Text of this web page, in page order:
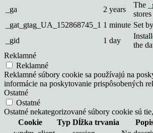
_ga 2 years
The
_gat_gtag_UA_152868745_1 1 minute Set
_gid
1 day
the
Reklamné
Reklamné
Reklamné súbory cookie sa používajú na
informácie na poskytovanie prispôsobených
Ostatné
Ostatné
Ostatné nekategorizované súbory cookie sú
Cookie
Typ Dĺžka trvania